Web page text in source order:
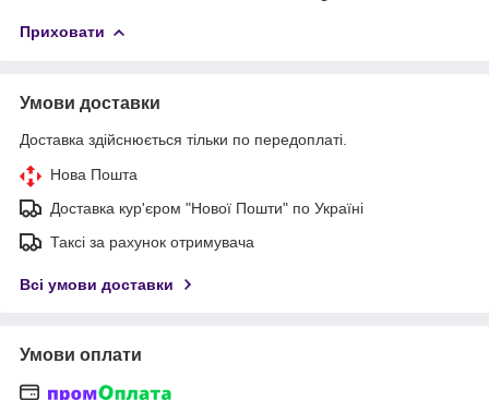
Приховати
Умови доставки
Доставка здійснюється тільки по передоплаті.
Нова Пошта
Доставка кур'єром "Нової Пошти" по Україні
Таксі за рахунок отримувача
Всі умови доставки
Умови оплати